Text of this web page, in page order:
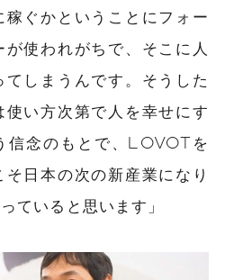
ぐかということにフォー
使われがちで、そこに人
しまうんです。そうした
い方次第で人を幸せにす
信念のもとで、LOVOTを
日本の次の新産業になり
ていると思います」